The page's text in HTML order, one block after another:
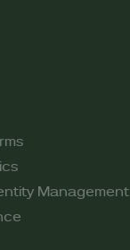
Management